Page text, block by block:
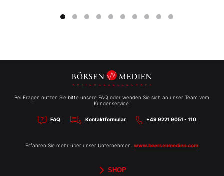
Bei Fragen nutzen Sie bitte unsere FAQ oder wenden Sie sich an unser Team vom
Kundenservice:
FAQ Kontaktformular +49 9221 9051 - 110
Erfahren Sie mehr über unser Unternehmen: www.boersenmedien.com
SHOP